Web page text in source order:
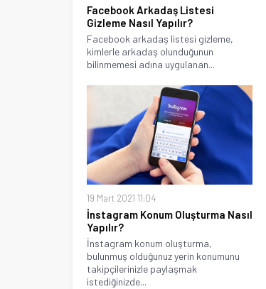
Facebook Arkadaş Listesi
Gizleme Nasıl Yapılır?
Facebook arkadaş listesi gizleme,
kimlerle arkadaş olunduğunun
bilinmemesi adına uygulanan...
19 Mart 2021 11:04
İnstagram Konum Oluşturma Nasıl
Yapılır?
İnstagram konum oluşturma,
bulunmuş olduğunuz yerin konumunu
takipçilerinizle paylaşmak
istediğinizde...